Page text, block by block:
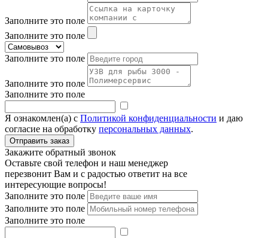
Заполните это поле
Заполните это поле
Заполните это поле
Заполните это поле
Заполните это поле
Я ознакомлен(а) с Политикой конфиденциальности и даю
согласие на обработку персональных данных.
Закажите обратный звонок
Оставьте свой телефон и наш менеджер
перезвонит Вам и с радостью ответит на все
интересующие вопросы!
Заполните это поле
Заполните это поле
Заполните это поле